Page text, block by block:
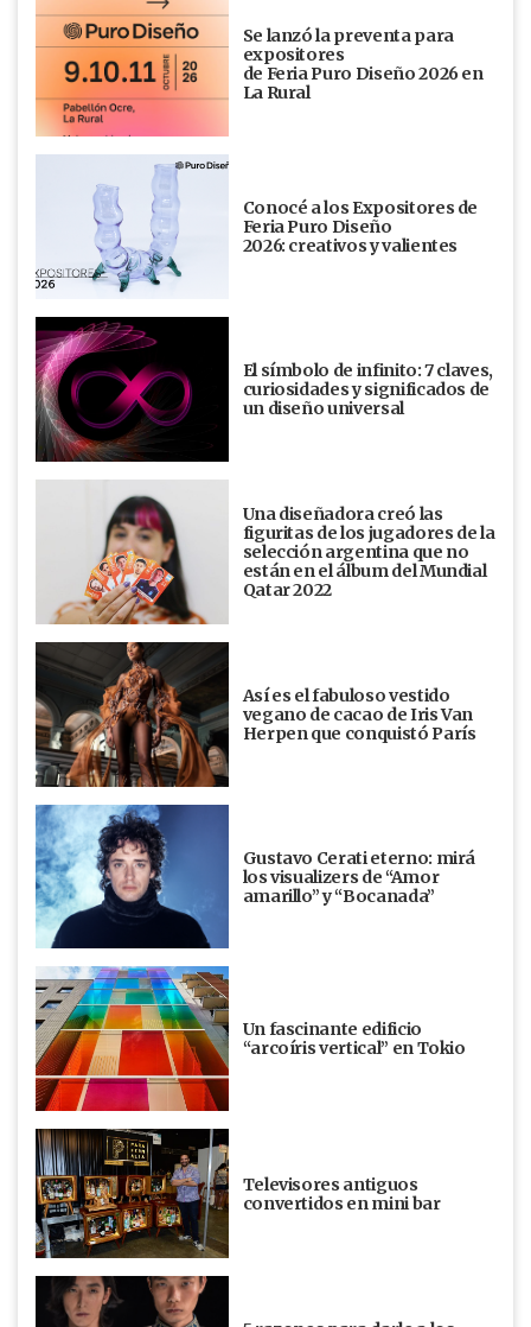
Se lanzó la preventa para
expositores
de Feria Puro Diseño 2026 en
La Rural
Conocé a los Expositores de
Feria Puro Diseño
2026: creativos y valientes
El símbolo de infinito: 7 claves,
curiosidades y significados de
un diseño universal
Una diseñadora creó las
figuritas de los jugadores de la
selección argentina que no
están en el álbum del Mundial
Qatar 2022
Así es el fabuloso vestido
vegano de cacao de Iris Van
Herpen que conquistó París
Gustavo Cerati eterno: mirá
los visualizers de “Amor
amarillo” y “Bocanada”
Un fascinante edificio
“arcoíris vertical” en Tokio
Televisores antiguos
convertidos en mini bar